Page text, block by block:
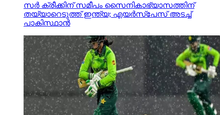
സര്‍ ക്രീക്കിന് സമീപം സൈനികാഭ്യാസത്തിന്
തയ്യാറെടുത്ത് ഇന്ത്യ; എയര്‍സ്‌പേസ് അടച്ച്
പാകിസ്ഥാന്‍